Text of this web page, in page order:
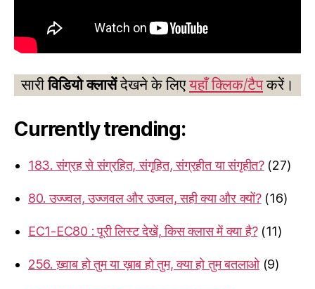
सारीविडियो क्लासेंदेखने के लिएयहाँ क्लिक/टैपकरें।
Currently trending:
183. संग्रह से संग्रहित, संगृहित, संग्रहीत या संगृहीत? (27)
80. उज्ज्वल, उज्जवल और उज्वल, सही क्या और क्यों? (16)
EC1-EC80 : पूरी लिस्ट देखें, किस क्लास में क्या है? (11)
256. ख़्वाब हो तुम या ख़ाब हो तुम, क्या हो तुम बतलाओ (9)